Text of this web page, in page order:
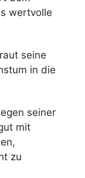
wertvolle
seine
in die
seiner
mit
zu